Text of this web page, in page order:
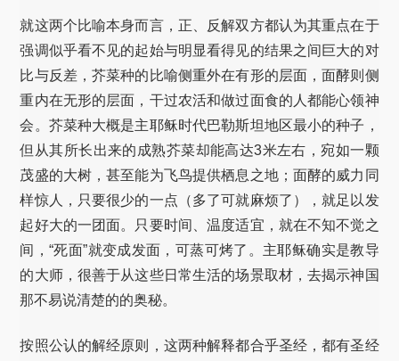
就这两个比喻本身而言，正、反解双方都认为其重点在于
强调似乎看不见的起始与明显看得见的结果之间巨大的对
比与反差，芥菜种的比喻侧重外在有形的层面，面酵则侧
重内在无形的层面，干过农活和做过面食的人都能心领神
会。芥菜种大概是主耶稣时代巴勒斯坦地区最小的种子，
但从其所长出来的成熟芥菜却能高达3米左右，宛如一颗
茂盛的大树，甚至能为飞鸟提供栖息之地；面酵的威力同
样惊人，只要很少的一点（多了可就麻烦了），就足以发
起好大的一团面。只要时间、温度适宜，就在不知不觉之
间，“死面”就变成发面，可蒸可烤了。主耶稣确实是教导
的大师，很善于从这些日常生活的场景取材，去揭示神国
那不易说清楚的的奥秘。
按照公认的解经原则，这两种解释都合乎圣经，都有圣经